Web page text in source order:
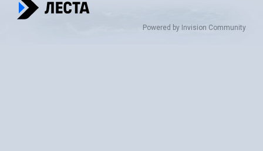
Powered by Invision Community